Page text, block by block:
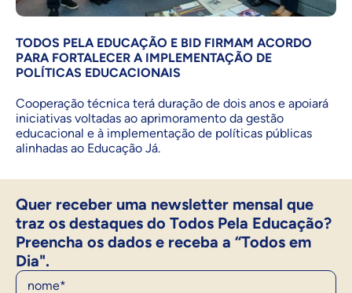
TODOS PELA EDUCAÇÃO E BID FIRMAM ACORDO
PARA FORTALECER A IMPLEMENTAÇÃO DE
POLÍTICAS EDUCACIONAIS
Cooperação técnica terá duração de dois anos e apoiará
iniciativas voltadas ao aprimoramento da gestão
educacional e à implementação de políticas públicas
alinhadas ao Educação Já.
Quer receber uma newsletter mensal que
traz os destaques do Todos Pela Educação?
Preencha os dados e receba a “Todos em
Dia".
Nome